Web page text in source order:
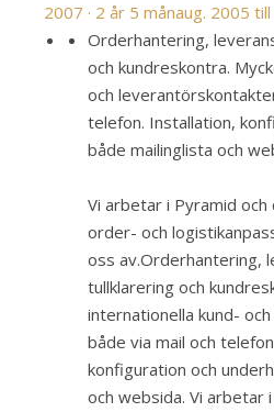
2007 · 2 år 5 månaug. 2005 till
Orderhantering,
och kundreskontra.
och
telefon. Installation,
både mailinglista och
Vi arbetar i Pyramid
order- och
oss av.Orderhantering,
tullklarering och
internationella kund-
både via mail och
konfiguration och
och websida. Vi arbetar